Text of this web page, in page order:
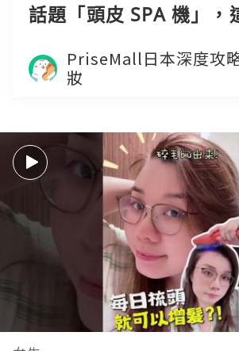
話題「頭皮 SPA 機」，
PriseMall日本深度攻
妝